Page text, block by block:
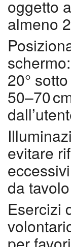
oggetto
almeno
schermo
20°
50–70
evitare
da
Esercizi